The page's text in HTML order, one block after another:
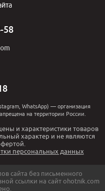
58
WhatsApp) — организация
на территории России.
и характеристики товаров
характер и не являются
персональных данных
сайта без письменного
ссылки на сайт ohotnik.com